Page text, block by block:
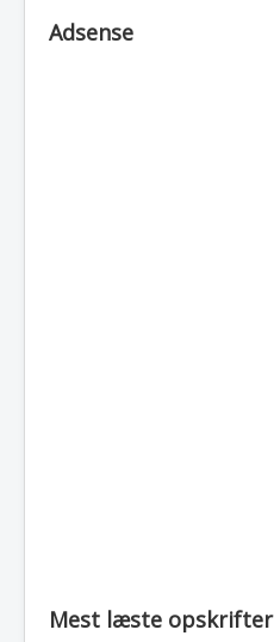
Adsense
Mest læste opskrifter